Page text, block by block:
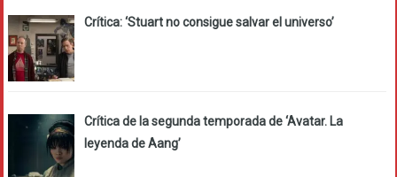
Crítica: ‘Stuart no consigue salvar el universo’
Crítica de la segunda temporada de ‘Avatar. La
leyenda de Aang’